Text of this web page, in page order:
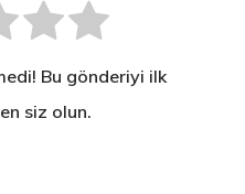
Bu gönderiyi ilk
siz olun.